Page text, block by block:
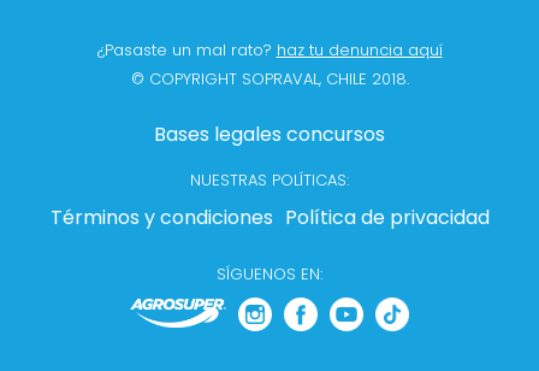
¿Pasaste un mal rato? haz tu denuncia aquí
© COPYRIGHT SOPRAVAL, CHILE 2018.
Bases legales concursos
NUESTRAS POLÍTICAS:
Términos y condiciones Política de privacidad
SÍGUENOS EN: